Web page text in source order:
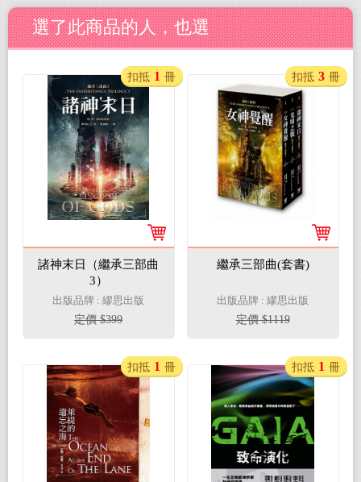
選了此商品的人，也選
諸神末日（繼承三部曲
3）
出版品牌 : 繆思出版
定價 $399
扣抵 1 冊
繼承三部曲(套書)
出版品牌 : 繆思出版
定價 $1119
扣抵 3 冊
扣抵 1 冊 扣抵 1 冊